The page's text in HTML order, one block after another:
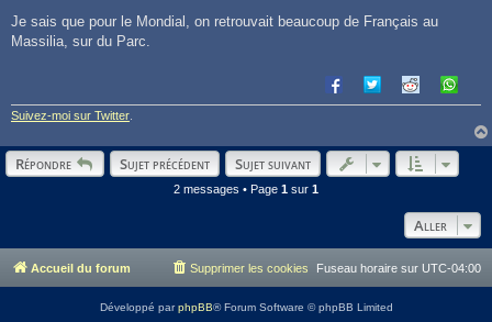
s
a
Je sais que pour le Mondial, on retrouvait beaucoup de Français au
Massilia, sur du Parc.
Suivez-moi sur Twitter
Répondre Sujet précédent Sujet suivant
2 messages • Page 1 sur 1
Aller
Accueil du forum Fuseau horaire sur UTC-04:00
Supprimer les cookies
Développé parphpBB® Forum Software © phpBB Limited